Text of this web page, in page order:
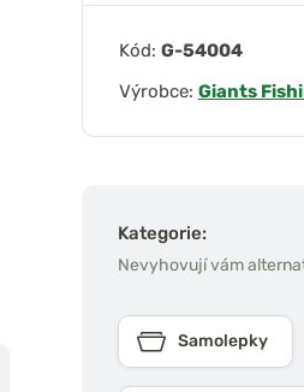
Kód: G-54004
Výrobce: Giants
Kategorie:
Nevyhovují vám
Samolepky